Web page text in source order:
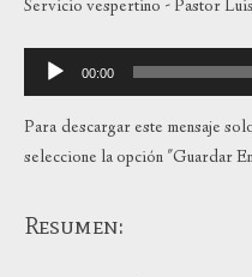
Servicio vespertino - Pastor
Reproductor
de
audio
00:00
Para descargar este mensaje
seleccione la opción "Guardar
Resumen: